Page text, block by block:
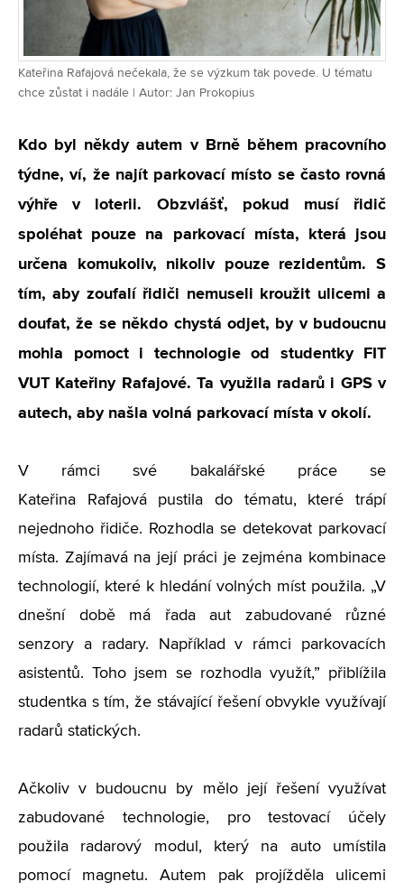
Kateřina Rafajová nečekala, že se výzkum tak povede. U tématu
chce zůstat i nadále | Autor: Jan Prokopius
Kdo byl někdy autem v Brně během pracovního
týdne, ví, že najít parkovací místo se často rovná
výhře v loterii. Obzvlášť, pokud musí řidič
spoléhat pouze na parkovací místa, která jsou
určena komukoliv, nikoliv pouze rezidentům. S
tím, aby zoufalí řidiči nemuseli kroužit ulicemi a
doufat, že se někdo chystá odjet, by v budoucnu
mohla pomoct i technologie od studentky FIT
VUT Kateřiny Rafajové. Ta využila radarů i GPS v
autech, aby našla volná parkovací místa v okolí.
V rámci své bakalářské práce se
Kateřina Rafajová pustila do tématu, které trápí
nejednoho řidiče. Rozhodla se detekovat parkovací
místa. Zajímavá na její práci je zejména kombinace
technologií, které k hledání volných míst použila. „V
dnešní době má řada aut zabudované různé
senzory a radary. Například v rámci parkovacích
asistentů. Toho jsem se rozhodla využít,” přiblížila
studentka s tím, že stávající řešení obvykle využívají
radarů statických.
Ačkoliv v budoucnu by mělo její řešení využívat
zabudované technologie, pro testovací účely
použila radarový modul, který na auto umístila
pomocí magnetu. Autem pak projížděla ulicemi